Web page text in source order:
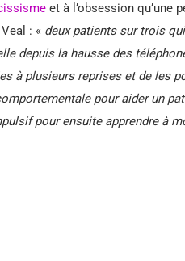
et à l’obsession qu’une
: « deux patients sur trois
depuis la hausse des
à plusieurs reprises et de les
pour aider un
pour ensuite apprendre à